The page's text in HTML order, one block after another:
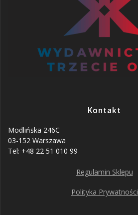
Kontakt
Modlińska 246C
03-152 Warszawa
Tel: +48 22 51 010 99
Regulamin Sklepu
Polityka Prywatności